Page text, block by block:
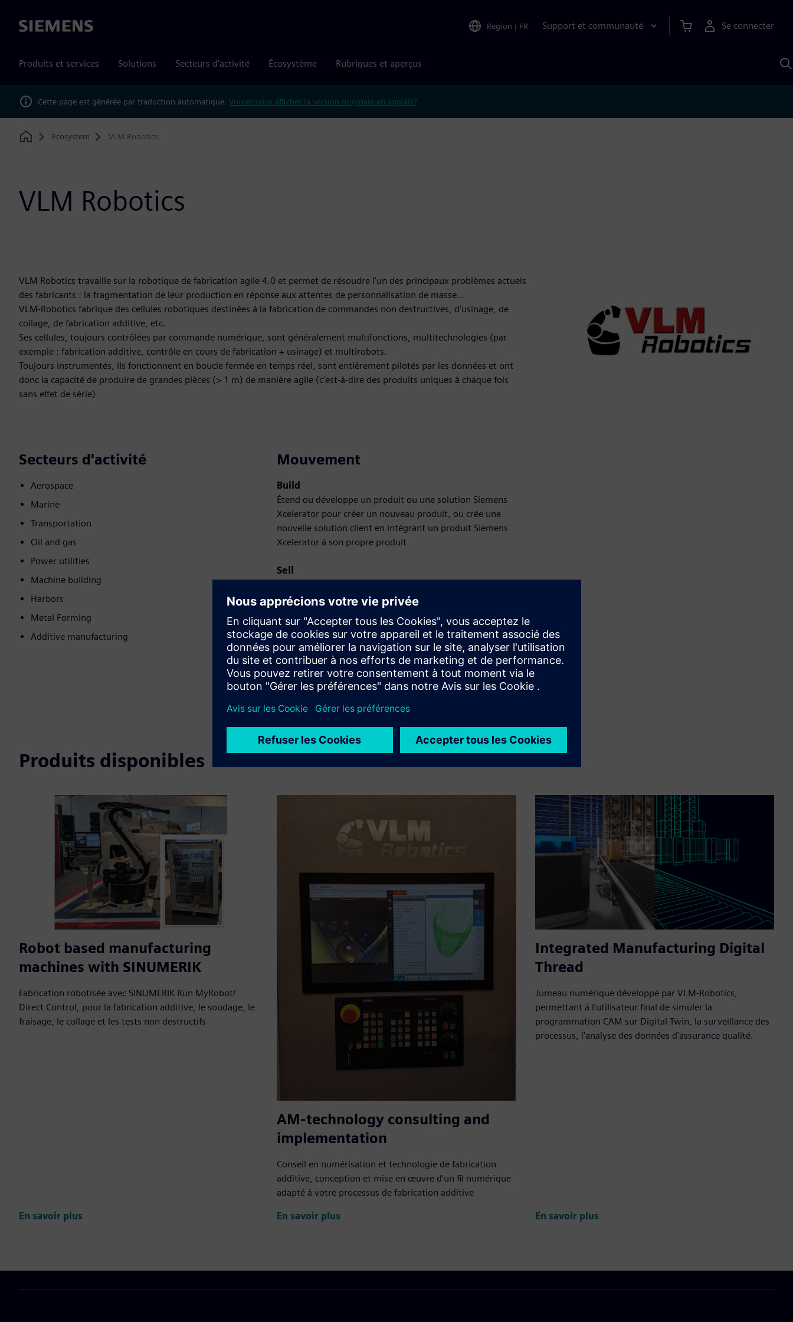
Siemens Region | FR Support et communauté Se connecter
Produits et services Solutions Secteurs d'activité Écosystème Rubriques et aperçus
Cette page est générée par traduction automatique. Voulez-vous afficher la version originale en anglais?
Home
Ecosystem VLM Robotics
VLM Robotics
VLM Robotics travaille sur la robotique de fabrication agile 4.0 et permet de résoudre l'un des principaux problèmes actuels
des fabricants : la fragmentation de leur production en réponse aux attentes de personnalisation de masse...
VLM-Robotics fabrique des cellules robotiques destinées à la fabrication de commandes non destructives, d'usinage, de
collage, de fabrication additive, etc.
Ses cellules, toujours contrôlées par commande numérique, sont généralement multifonctions, multitechnologies (par
exemple : fabrication additive, contrôle en cours de fabrication + usinage) et multirobots.
Toujours instrumentés, ils fonctionnent en boucle fermée en temps réel, sont entièrement pilotés par les données et ont
donc la capacité de produire de grandes pièces (> 1 m) de manière agile (c'est-à-dire des produits uniques à chaque fois
sans effet de série)
Secteurs d'activité
Aerospace
Marine
Transportation
Oil and gas
Power utilities
Machine building
Harbors
Metal Forming
Additive manufacturing
Mouvement
Build
Étend ou développe un produit ou une solution Siemens
Xcelerator pour créer un nouveau produit, ou crée une
nouvelle solution client en intégrant un produit Siemens
Xcelerator à son propre produit
Sell
numérique sur Siemens Xcelerator
Service
Fournit un service lié à un produit ou une solution
Siemens Xcelerator, visant à aider le client dans sa mise
en œuvre, son intégration, son exploitation ou sa
maintenance
Produits disponibles
Robot based manufacturing
machines with SINUMERIK
Fabrication robotisée avec SINUMERIK Run MyRobot/
Direct Control, pour la fabrication additive, le soudage, le
fraisage, le collage et les tests non destructifs
En savoir plus
AM-technology consulting and
implementation
Conseil en numérisation et technologie de fabrication
additive, conception et mise en œuvre d'un fil numérique
adapté à votre processus de fabrication additive
En savoir plus
Integrated Manufacturing Digital
Thread
Jumeau numérique développé par VLM-Robotics,
permettant à l'utilisateur final de simuler la
programmation CAM sur Digital Twin, la surveillance des
processus, l'analyse des données d'assurance qualité.
En savoir plus